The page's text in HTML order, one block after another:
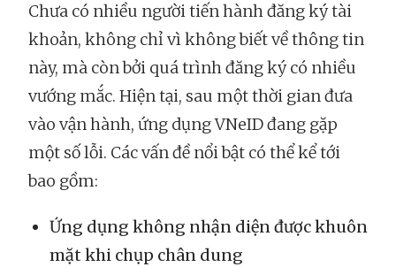
Chưa có nhiều người tiến hành đăng ký tài
khoản, không chỉ vì không biết về thông tin
này, mà còn bởi quá trình đăng ký có nhiều
vướng mắc. Hiện tại, sau một thời gian đưa
vào vận hành, ứng dụng VNeID đang gặp
một số lỗi. Các vấn đề nổi bật có thể kể tới
bao gồm:
Ứng dụng không nhận diện được khuôn
mặt khi chụp chân dung